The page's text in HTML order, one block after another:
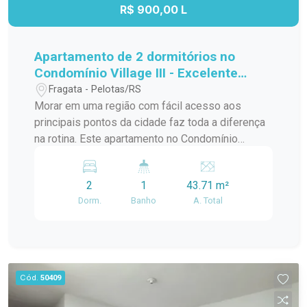
localização privilegiada e um imóvel com
R$ 900,00 L
Apartamento de 2 dormitórios no
Condomínio Village III - Excelente
localização na Avenida Duque de
Caxias
Fragata - Pelotas/RS
Morar em uma região com fácil acesso aos
principais pontos da cidade faz toda a diferença
na rotina. Este apartamento no Condomínio
localização estratégica, sendo uma excelente
opção para quem busca qualidade de vida,
mobilidade e conveniência em um dos endereços
precisa no dia a dia. Fica próximo à FAMED, com
fácil acesso à Rodoviária, além de contar com
mercados, farmácias, transporte público e uma
2
Dorm.
1
Banho
43.71 m²
A. Total
Cód. 50409